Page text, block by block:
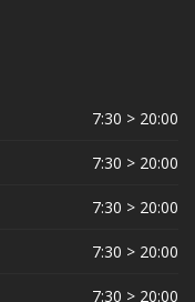
7:30 > 20:00
7:30 > 20:00
7:30 > 20:00
7:30 > 20:00
7:30 > 20:00